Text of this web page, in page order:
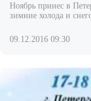
Ноябрь принес в
зимние холода и
09.12.2016 09:30